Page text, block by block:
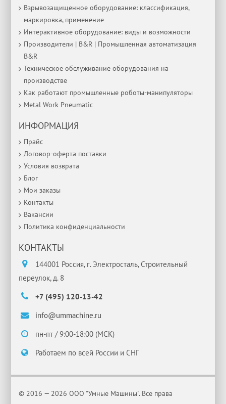
Взрывозащищенное оборудование: классификация,
маркировка, применение
Интерактивное оборудование: виды и возможности
Производители | B&R | Промышленная автоматизация
B&R
Техническое обслуживание оборудования на
производстве
Как работают промышленные роботы-манипуляторы
Metal Work Pneumatic
ИНФОРМАЦИЯ
Прайс
Договор-оферта поставки
Условия возврата
Блог
Мои заказы
Контакты
Вакансии
Политика конфиденциальности
КОНТАКТЫ
144001 Россия, г. Электросталь, Строительный
переулок, д. 8
+7 (495) 120-13-42
info@ummachine.ru
пн-пт / 9:00-18:00 (МСК)
Работаем по всей России и СНГ
© 2016 — 2026 ООО "Умные Машины". Все права